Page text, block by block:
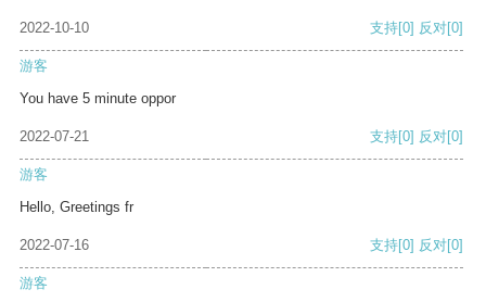
2022-10-10 支持[0] 反对[0]
游客
You have 5 minute oppor
2022-07-21 支持[0] 反对[0]
游客
Hello, Greetings fr
2022-07-16 支持[0] 反对[0]
游客